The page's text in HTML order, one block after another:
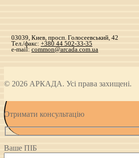
03039, Киев, просп. Голосеевський, 42
Тел./факс: +380 44 502-33-35
e-mail: common@arcada.com.ua
© 2026 АРКАДА. Усі права захищені.
Отримати консультацію
Ваше ПІБ